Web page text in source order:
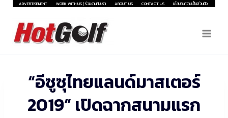
Skip
content
ADVERTISEMENT WORK WITH US | ร่วมงานกับเรา ABOUT US CONTACT US นโยบายความเป็นส่วนตัว
“อีซูซุไทยแลนด์มาสเตอร์
2019” เปิดฉากสนามแรก